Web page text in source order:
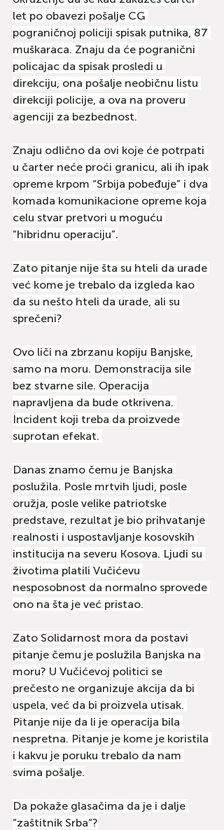
let po obavezi pošalje CG
pograničnoj policiji spisak putnika, 87
muškaraca. Znaju da će pogranični
policajac da spisak prosledi u
direkciju, ona pošalje neobičnu listu
direkciji policije, a ova na proveru
agenciji za bezbednost.
Znaju odlično da ovi koje će potrpati
u čarter neće proći granicu, ali ih ipak
opreme krpom “Srbija pobeđuje” i dva
komada komunikacione opreme koja
celu stvar pretvori u moguću
“hibridnu operaciju”.
Zato pitanje nije šta su hteli da urade
već kome je trebalo da izgleda kao
da su nešto hteli da urade, ali su
sprečeni?
Ovo liči na zbrzanu kopiju Banjske,
samo na moru. Demonstracija sile
bez stvarne sile. Operacija
napravljena da bude otkrivena.
Incident koji treba da proizvede
suprotan efekat.
Danas znamo čemu je Banjska
poslužila. Posle mrtvih ljudi, posle
oružja, posle velike patriotske
predstave, rezultat je bio prihvatanje
realnosti i uspostavljanje kosovskih
institucija na severu Kosova. Ljudi su
životima platili Vučićevu
nesposobnost da normalno sprovede
ono na šta je već pristao.
Zato Solidarnost mora da postavi
pitanje čemu je poslužila Banjska na
moru? U Vučićevoj politici se
prečesto ne organizuje akcija da bi
uspela, već da bi proizvela utisak.
Pitanje nije da li je operacija bila
nespretna. Pitanje je kome je koristila
i kakvu je poruku trebalo da nam
svima pošalje.
Da pokaže glasačima da je i dalje
“zaštitnik Srba“?